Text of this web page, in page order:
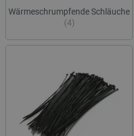
Wärmeschrumpfende Schläuche
(4)